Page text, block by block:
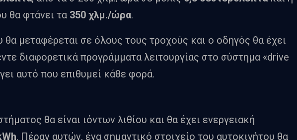
θα φτάνει τα 350 χλμ./ώρα.
θα μεταφέρεται σε όλους τους τροχούς και ο οδηγός θα έχει
διαφορετικά προγράμματα λειτουργίας στο σύστημα «drive
αυτό που επιθυμεί κάθε φορά.
θα είναι ιόντων λιθίου και θα έχει ενεργειακή
. Πέραν αυτών, ένα σημαντικό στοιχείο του αυτοκινήτου θα